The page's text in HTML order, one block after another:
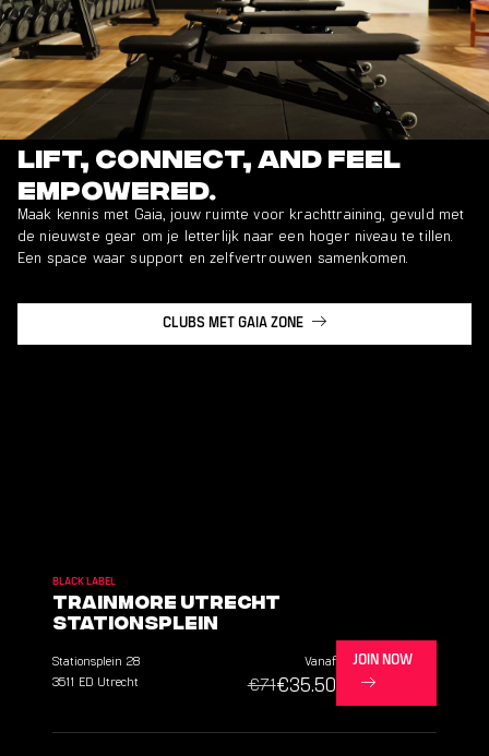
Lift, connect, and feel
empowered.
Maak kennis met Gaia, jouw ruimte voor krachttraining, gevuld met
de nieuwste gear om je letterlijk naar een hoger niveau te tillen.
Een space waar support en zelfvertrouwen samenkomen.
CLUBS MET GAIA ZONE
BLACK LABEL
TrainMore Utrecht
Stationsplein
Stationsplein 28
3511 ED Utrecht
Vanaf
€71€35.50
JOIN NOW